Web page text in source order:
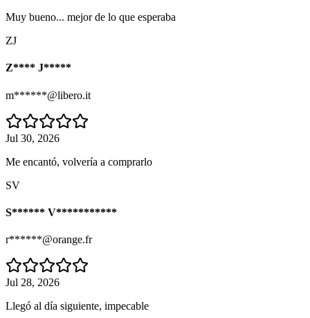
Muy bueno... mejor de lo que esperaba
ZJ
Z**** J*****
m******@libero.it
Jul 30, 2026
Me encantó, volvería a comprarlo
SV
S****** V***********
r******@orange.fr
Jul 28, 2026
Llegó al día siguiente, impecable